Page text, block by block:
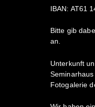
IBAN: AT61
Bitte gib
an.
Unterkunft
Fotogalerie